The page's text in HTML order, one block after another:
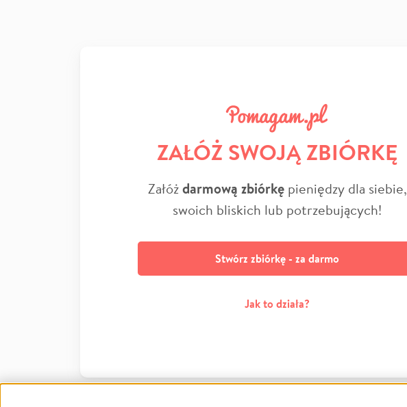
ZAŁÓŻ SWOJĄ ZBIÓRKĘ
Załóżdarmową zbiórkępieniędzy dla siebie,
swoich bliskich lub potrzebujących!
Stwórz zbiórkę - za darmo
Jak to działa?